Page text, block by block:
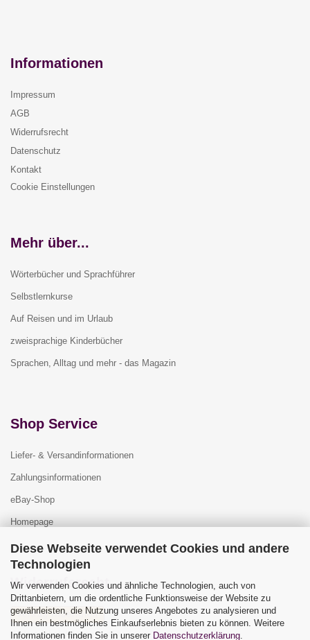
Diese Webseite verwendet Cookies und andere
Technologien
Wir verwenden Cookies und ähnliche Technologien, auch von
Drittanbietern, um die ordentliche Funktionsweise der Website zu
gewährleisten, die Nutzung unseres Angebotes zu analysieren und
Ihnen ein bestmögliches Einkaufserlebnis bieten zu können. Weitere
Informationen finden Sie in unserer Datenschutzerklärung
Informationen
Impressum
AGB
Widerrufsrecht
Datenschutz
Kontakt
Cookie Einstellungen
Mehr über...
Wörterbücher und Sprachführer
Selbstlernkurse
Auf Reisen und im Urlaub
zweisprachige Kinderbücher
Sprachen, Alltag und mehr - das Magazin
Shop Service
Liefer- & Versandinformationen
Zahlungsinformationen
eBay-Shop
Homepage
Widerrufsrecht
Vertrag widerrufen
Widerrufsbelehrung